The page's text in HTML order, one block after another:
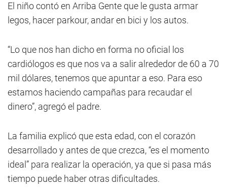
El niño contó en Arriba Gente que le gusta armar
legos, hacer parkour, andar en bici y los autos.
“Lo que nos han dicho en forma no oficial los
cardiólogos es que nos va a salir alrededor de 60 a 70
mil dólares, tenemos que apuntar a eso. Para eso
estamos haciendo campañas para recaudar el
dinero”, agregó el padre.
La familia explicó que esta edad, con el corazón
desarrollado y antes de que crezca, “es el momento
ideal” para realizar la operación, ya que si pasa más
tiempo puede haber otras dificultades.